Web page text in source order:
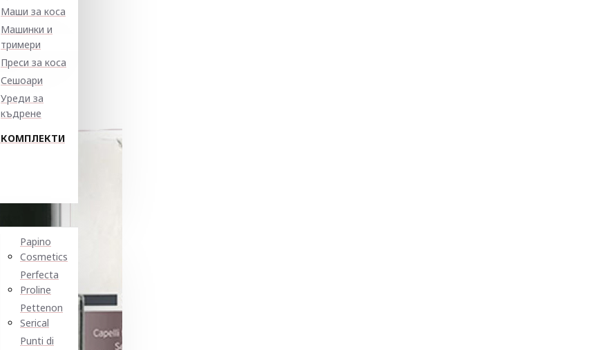
Маши за коса
Машинки и
тримери
Преси за коса
Сешоари
Уреди за
къдрене
КОМПЛЕКТИ
Papino
Cosmetics
Perfecta
Proline
Pettenon
Serical
Punti di